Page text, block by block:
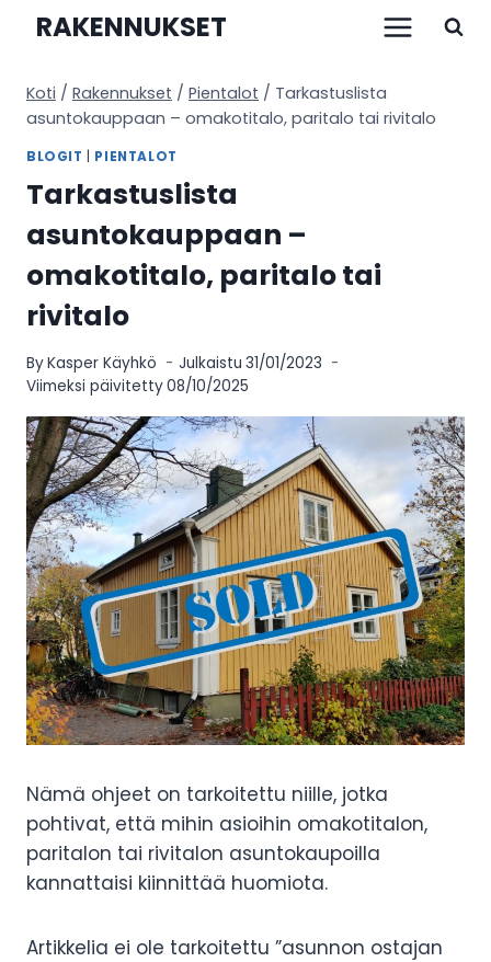
Siirry
sisältöön
RAKENNUKSET
Koti / Rakennukset / Pientalot / Tarkastuslista
asuntokauppaan – omakotitalo, paritalo tai rivitalo
BLOGIT PIENTALOT
Tarkastuslista
asuntokauppaan –
omakotitalo, paritalo tai
rivitalo
ByKasper Käyhkö Julkaistu 31/01/2023
Viimeksi päivitetty08/10/2025
Nämä ohjeet on tarkoitettu niille, jotka
pohtivat, että mihin asioihin omakotitalon,
paritalon tai rivitalon asuntokaupoilla
kannattaisi kiinnittää huomiota.
Artikkelia ei ole tarkoitettu ”asunnon ostajan